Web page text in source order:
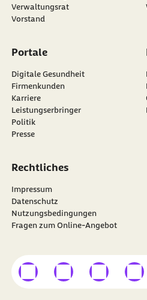
Verwaltungsrat
Vorstand
Portale
Digitale Gesundheit
Firmenkunden
Karriere
Leistungserbringer
Politik
Presse
Rechtliches
Impressum
Datenschutz
Nutzungsbedingungen
Fragen zum Online-Angebot
Besuchen Sie dieBARMER
externer Linkexterner Linkexterner Link